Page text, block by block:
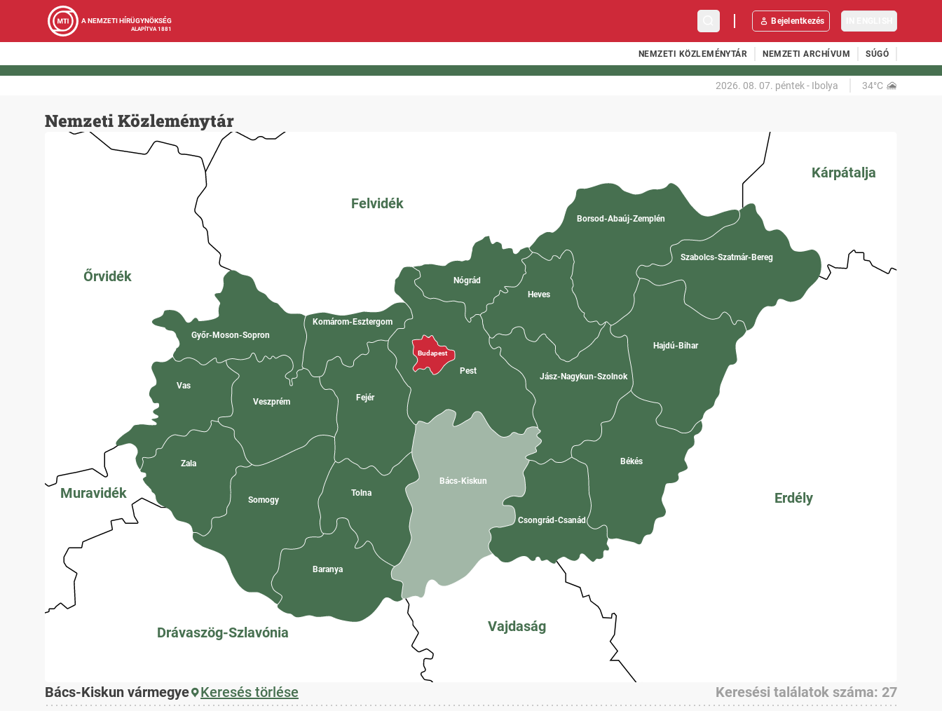
A NEMZETI HÍRÜGYNÖKSÉG
ALAPÍTVA 1881
Bejelentkezés
NEMZETI KÖZLEMÉNYTÁR NEMZETI ARCHÍVUM SÚGÓ
2026. 08. 07. péntek- Ibolya 34°C
Nemzeti Közleménytár
Őrvidék
Drávaszög-Szlavónia Vajdaság
Felvidék
Kárpátalja
Erdély
Muravidék
Vas
Zala
Győr-Moson-Sopron
Pest
Budapest
Baranya
Szabolcs-Szatmár-Bereg
Hajdú-Bihar
Békés
Bács-Kiskun
Csongrád-Csanád
Fejér
Tolna
Komárom-Esztergom
Somogy
Veszprém
Borsod-Abaúj-Zemplén
Nógrád
Heves
Jász-Nagykun-Szolnok
Bács-Kiskun vármegye Keresés törlése Keresési találatok száma: 27